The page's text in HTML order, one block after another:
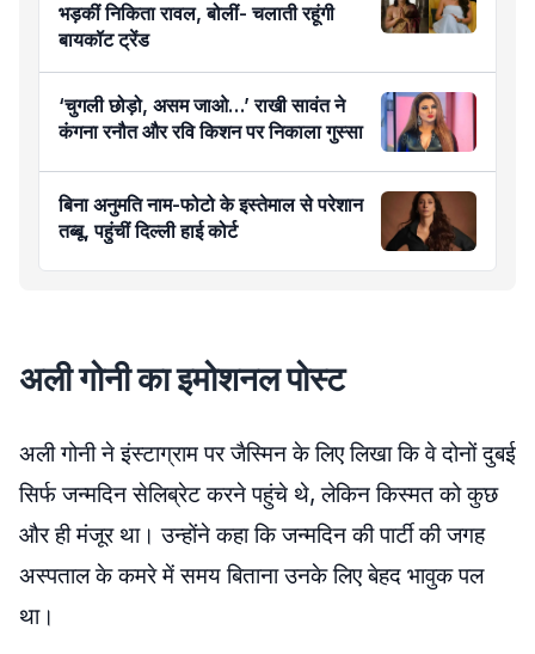
भड़कीं निकिता रावल, बोलीं- चलाती रहूंगी
बायकॉट ट्रेंड
‘चुगली छोड़ो, असम जाओ…’ राखी सावंत ने
कंगना रनौत और रवि किशन पर निकाला गुस्सा
बिना अनुमति नाम-फोटो के इस्तेमाल से परेशान
तब्बू, पहुंचीं दिल्ली हाई कोर्ट
अली गोनी का इमोशनल पोस्ट
अली गोनी ने इंस्टाग्राम पर जैस्मिन के लिए लिखा कि वे दोनों दुबई
सिर्फ जन्मदिन सेलिब्रेट करने पहुंचे थे, लेकिन किस्मत को कुछ
और ही मंजूर था। उन्होंने कहा कि जन्मदिन की पार्टी की जगह
अस्पताल के कमरे में समय बिताना उनके लिए बेहद भावुक पल
था।